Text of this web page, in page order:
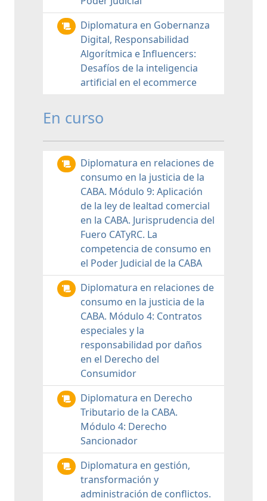
Diplomatura en Gobernanza
Digital, Responsabilidad
Algorítmica e Influencers:
Desafíos de la inteligencia
artificial en el ecommerce
En curso
Diplomatura en relaciones de
consumo en la justicia de la
CABA. Módulo 9: Aplicación
de la ley de lealtad comercial
en la CABA. Jurisprudencia del
Fuero CATyRC. La
competencia de consumo en
el Poder Judicial de la CABA
Diplomatura en relaciones de
consumo en la justicia de la
CABA. Módulo 4: Contratos
especiales y la
responsabilidad por daños
en el Derecho del
Consumidor
Diplomatura en Derecho
Tributario de la CABA.
Módulo 4: Derecho
Sancionador
Diplomatura en gestión,
transformación y
administración de conflictos.